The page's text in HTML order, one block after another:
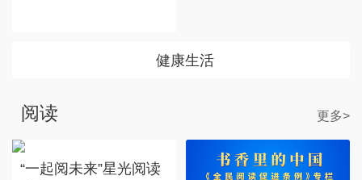
健康生活
阅读 更多>
“一起阅未来”星光阅读